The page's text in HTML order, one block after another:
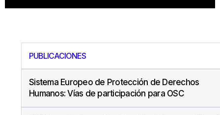
PUBLICACIONES
Sistema Europeo de Protección de Derechos
Humanos: Vías de participación para OSC